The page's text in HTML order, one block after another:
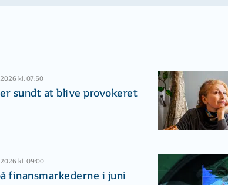
kl. 07:50
sundt at blive provokeret
kl. 09:00
finansmarkederne i juni